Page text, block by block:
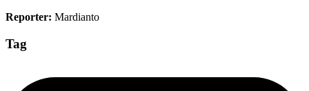
Reporter: Mardianto
Tag